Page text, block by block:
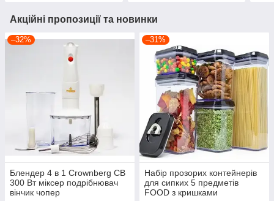
Акційні пропозиції та новинки
–32%
Блендер 4 в 1 Crownberg CB
300 Вт міксер подрібнювач
вінчик чопер
–31%
Набір прозорих контейнерів
для сипких 5 предметів
FOOD з кришками